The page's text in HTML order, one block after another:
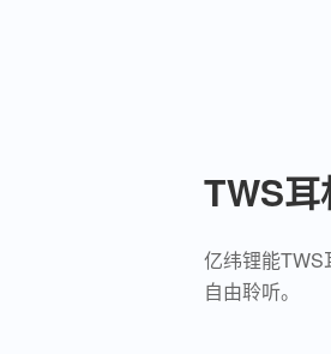
TWS
亿纬锂能TWS
自由聆听。